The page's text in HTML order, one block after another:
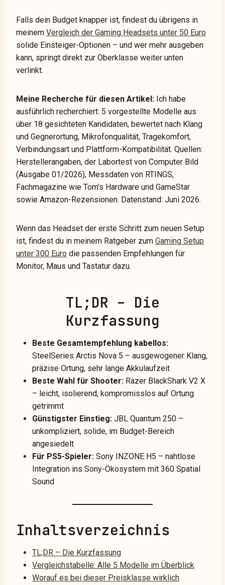
Falls dein Budget knapper ist, findest du übrigens in
meinem Vergleich der Gaming Headsets unter 50 Euro
solide Einsteiger-Optionen – und wer mehr ausgeben
kann, springt direkt zur Oberklasse weiter unten
verlinkt.
Meine Recherche für diesen Artikel: Ich habe
ausführlich recherchiert: 5 vorgestellte Modelle aus
über 18 gesichteten Kandidaten, bewertet nach Klang
und Gegnerortung, Mikrofonqualität, Tragekomfort,
Verbindungsart und Plattform-Kompatibilität. Quellen:
Herstellerangaben, der Labortest von Computer Bild
(Ausgabe 01/2026), Messdaten von RTINGS,
Fachmagazine wie Tom’s Hardware und GameStar
sowie Amazon-Rezensionen. Datenstand: Juni 2026.
Wenn das Headset der erste Schritt zum neuen Setup
ist, findest du in meinem Ratgeber zum Gaming Setup
unter 300 Euro die passenden Empfehlungen für
Monitor, Maus und Tastatur dazu.
TL;DR – Die
Kurzfassung
Beste Gesamtempfehlung kabellos:
SteelSeries Arctis Nova 5 – ausgewogener Klang,
präzise Ortung, sehr lange Akkulaufzeit
Beste Wahl für Shooter: Razer BlackShark V2 X
– leicht, isolierend, kompromisslos auf Ortung
getrimmt
Günstigster Einstieg: JBL Quantum 250 –
unkompliziert, solide, im Budget-Bereich
angesiedelt
Für PS5-Spieler: Sony INZONE H5 – nahtlose
Integration ins Sony-Ökosystem mit 360 Spatial
Sound
Inhaltsverzeichnis
TL;DR – Die Kurzfassung
Vergleichstabelle: Alle 5 Modelle im Überblick
Worauf es bei dieser Preisklasse wirklich